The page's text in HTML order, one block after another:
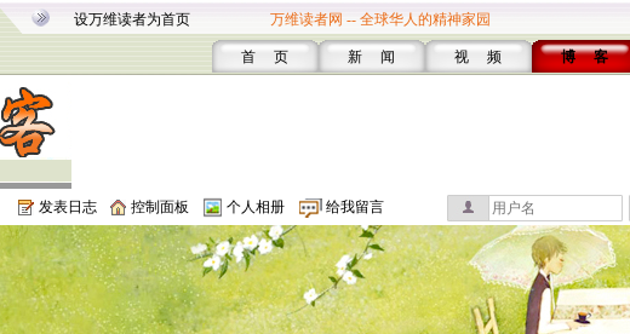
设万维读者为首页 万维读者网 -- 全球华人的精神家园
首 页 新 闻 视 频 博 客
发表日志 控制面板 个人相册 给我留言